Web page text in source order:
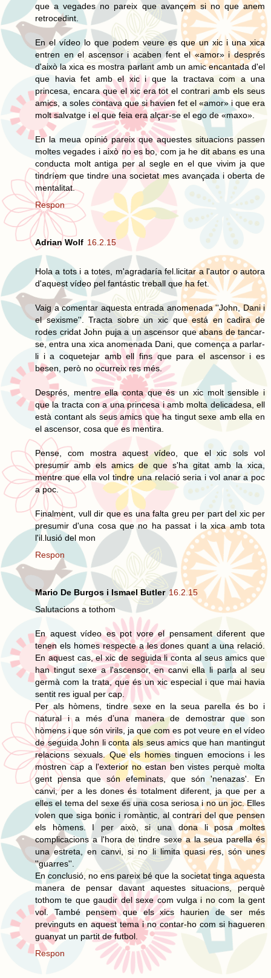
que a vegades no pareix que avançem si no que anem
retrocedint.
En el vídeo lo que podem veure es que un xic i una xica
entren en el ascensor i acaben fent el «amor» i després
d'això la xica es mostra parlant amb un amic encantada d'el
que havia fet amb el xic i que la tractava com a una
princesa, encara que el xic era tot el contrari amb els seus
amics, a soles contava que si havien fet el «amor» i que era
molt salvatge i el que feia era alçar-se el ego de «maxo».
En la meua opinió pareix que aquestes situacions passen
moltes vegades i això no es bo, com ja he dit abans es una
conducta molt antiga per al segle en el que vivim ja que
tindríem que tindre una societat mes avançada i oberta de
mentalitat.
Respon
Adrian Wolf 16.2.15
Hola a tots i a totes, m'agradaría fel.licitar a l'autor o autora
d'aquest vídeo pel fantástic treball que ha fet.
Vaig a comentar aquesta entrada anomenada ''John, Dani i
el sexisme''. Tracta sobre un xic que está en cadira de
rodes cridat John puja a un ascensor que abans de tancar-
se, entra una xica anomenada Dani, que comença a parlar-
li i a coquetejar amb ell fins que para el ascensor i es
besen, però no ocurreix res més.
Després, mentre ella conta que és un xic molt sensible i
que la tracta con a una princesa i amb molta delicadesa, ell
està contant als seus amics que ha tingut sexe amb ella en
el ascensor, cosa que es mentira.
Pense, com mostra aquest vídeo, que el xic sols vol
presumir amb els amics de que s'ha gitat amb la xica,
mentre que ella vol tindre una relació seria i vol anar a poc
a poc.
Finalment, vull dir que es una falta greu per part del xic per
presumir d'una cosa que no ha passat i la xica amb tota
l'il.lusió del mon
Respon
Mario De Burgos i Ismael Butler 16.2.15
Salutacions a tothom
En aquest vídeo es pot vore el pensament diferent que
tenen els homes respecte a les dones quant a una relació.
En aquest cas, el xic de seguida li conta al seus amics que
han tingut sexe a l'ascensor, en canvi ella li parla al seu
germà com la trata, que és un xic especial i que mai havia
sentit res igual per cap.
Per als hòmens, tindre sexe en la seua parella és bo i
natural i a més d’una manera de demostrar que son
hòmens i que són virils, ja que com es pot veure en el vídeo
de seguida John li conta als seus amics que han mantingut
relacions sexuals. Que els homes tinguen emocions i les
mostren cap a l'exterior no estan ben vistes perquè molta
gent pensa que són efeminats, que són 'nenazas'. En
canvi, per a les dones és totalment diferent, ja que per a
elles el tema del sexe és una cosa seriosa i no un joc. Elles
volen que siga bonic i romàntic, al contrari del que pensen
els hòmens. I per això, si una dona li posa moltes
complicacions a l'hora de tindre sexe a la seua parella és
una estreta, en canvi, si no li limita quasi res, són unes
''guarres''.
En conclusió, no ens pareix bé que la societat tinga aquesta
manera de pensar davant aquestes situacions, perquè
tothom te que gaudir del sexe com vulga i no com la gent
vol. També pensem que els xics haurien de ser més
previnguts en aquest tema i no contar-ho com si hagueren
guanyat un partit de futbol.
Respon